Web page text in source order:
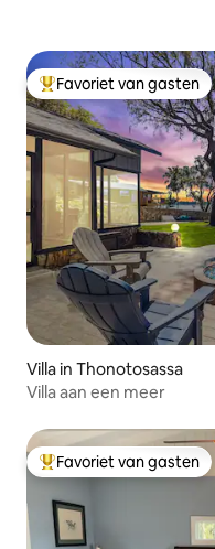
Topfavoriet van gasten
Favoriet van gasten
Villa in Thonotosassa
Villa aan een meer
Topfavoriet van gasten
Favoriet van gasten